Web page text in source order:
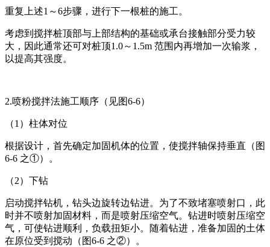
重复上述1～6步骤，进行下一根桩的施工。
考虑到搅拌桩顶部与上部结构的基础或承台接触部分受力较
大，因此通常还可对桩顶1.0～1.5m 范围内再增加一次输浆，
以提高其强度。
2.喷粉搅拌法施工顺序（见图6-6）
（1）柱体对位
根据设计，首先确定加固机体的位置，使搅拌轴保持垂直（图
6-6 之①）。
（2）下钻
启动搅拌钻机，钻头边旋转边钻进。为了不致堵塞喷射口，此
时并不喷射加固材料，而是喷射压缩空气。钻进时喷射压缩空
气，可使钻进顺利，负载扭矩小。随着钻进，准备加固的土体
在原位受到搅动（图6-6 之②）。